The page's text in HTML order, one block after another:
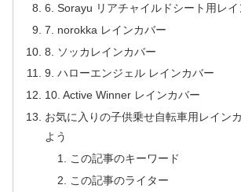
6. Sorayu リアチャイルドシート用レイ
7. norokka レインカバー
8. ソッカレインカバー
9. ハローエンジェル レインカバー
10. Active Winner レインカバー
お気に入りの子供乗せ自転車用レイン
よう
この記事のキーワード
この記事のライター